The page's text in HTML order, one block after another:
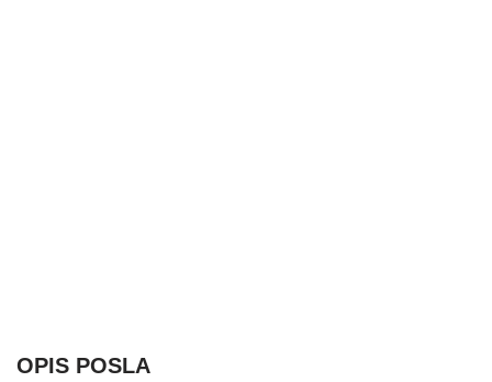
OPIS POSLA